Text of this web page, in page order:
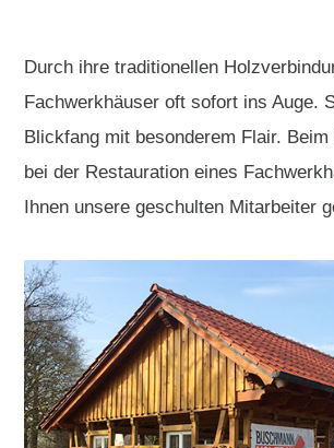
Durch ihre traditionellen
Fachwerkhäuser oft sofort ins Auge.
Blickfang mit besonderem Flair. Beim
bei der Restauration eines
Ihnen unsere geschulten Mitarbeiter